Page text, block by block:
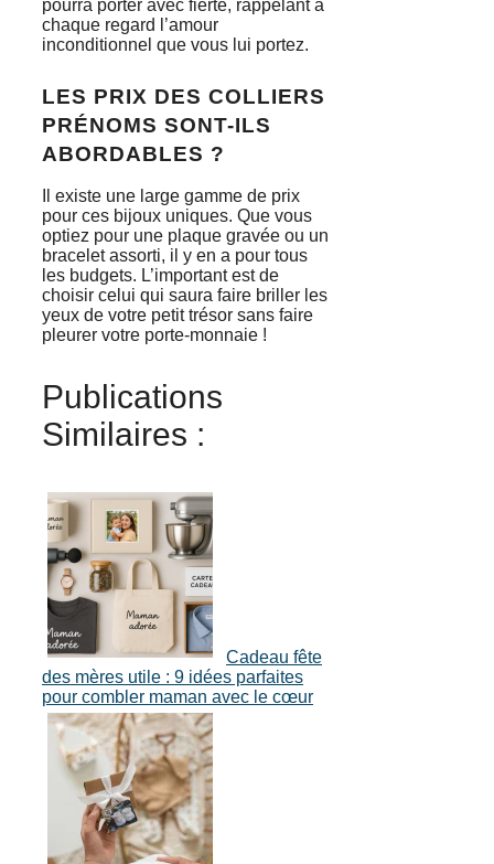
pourra porter avec fierté, rappelant à
chaque regard l’amour
inconditionnel que vous lui portez.
LES PRIX DES COLLIERS
PRÉNOMS SONT-ILS
ABORDABLES ?
Il existe une large gamme de prix
pour ces bijoux uniques. Que vous
optiez pour une plaque gravée ou un
bracelet assorti, il y en a pour tous
les budgets. L’important est de
choisir celui qui saura faire briller les
yeux de votre petit trésor sans faire
pleurer votre porte-monnaie !
Publications
Similaires :
Cadeau fête
des mères utile : 9 idées parfaites
pour combler maman avec le cœur